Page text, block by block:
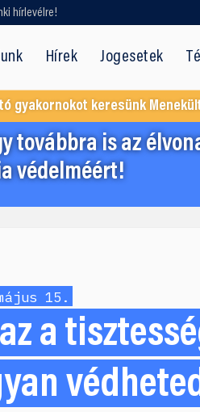
hírlevélre!
Hírek Jogesetek
gyakornokot keresünk
továbbra is az
védelméért!
15.
a